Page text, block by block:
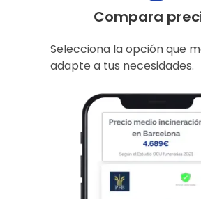
Compara
Selecciona la opción que
adapte a tus necesidades.